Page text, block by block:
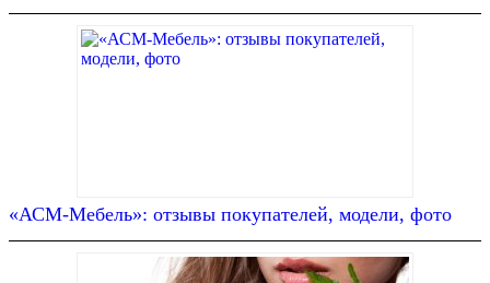
«АСМ-Мебель»: отзывы покупателей, модели, фото